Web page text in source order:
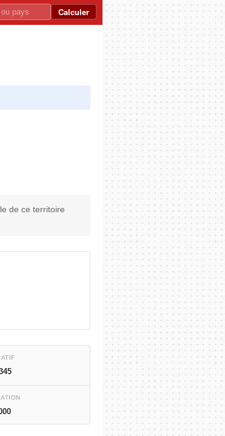
Calculer
de ce territoire